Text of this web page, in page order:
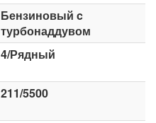
Бензиновый c
турбонаддувом
4/Рядный
211/5500